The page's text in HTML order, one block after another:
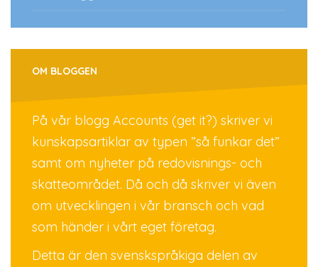
OM BLOGGEN
På vår blogg Accounts (get it?) skriver vi
kunskapsartiklar av typen ”så funkar det”
samt om nyheter på redovisnings- och
skatteområdet. Då och då skriver vi även
om utvecklingen i vår bransch och vad
som händer i vårt eget företag.
Detta är den svenskspråkiga delen av